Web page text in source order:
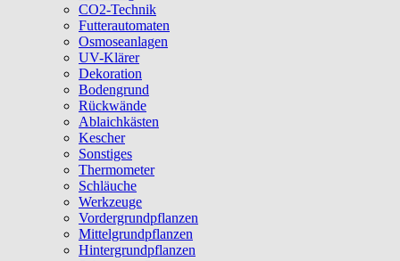
CO2-Technik
Futterautomaten
Osmoseanlagen
UV-Klärer
Dekoration
Bodengrund
Rückwände
Ablaichkästen
Kescher
Sonstiges
Thermometer
Schläuche
Werkzeuge
Vordergrundpflanzen
Mittelgrundpflanzen
Hintergrundpflanzen